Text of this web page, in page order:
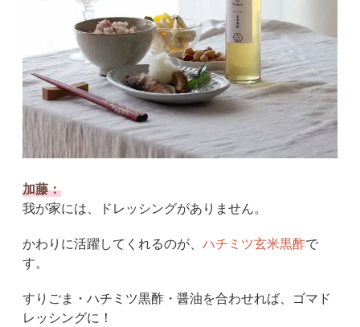
加藤：
我が家には、ドレッシングがありません。
かわりに活躍してくれるのが、 ハチミツ玄米黒酢で
す。
すりごま・ハチミツ黒酢・醤油を合わせれば、ゴマド
レッシングに！